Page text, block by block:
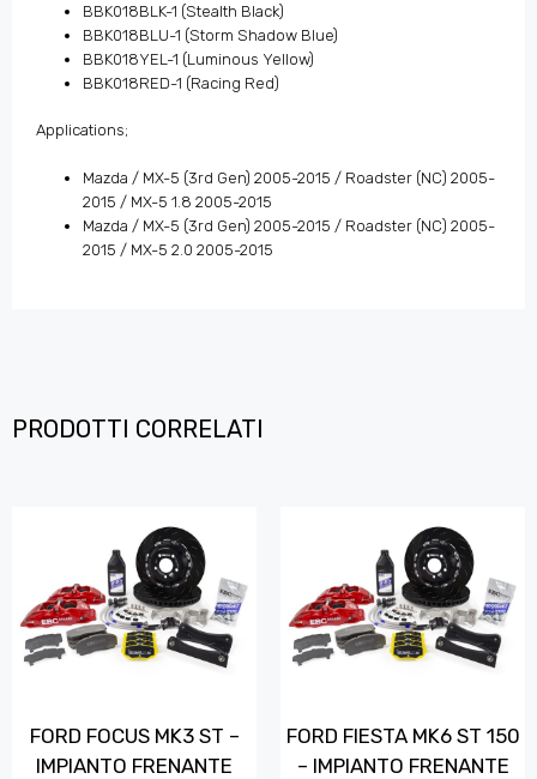
BBK018BLK-1 (Stealth Black)
BBK018BLU-1 (Storm Shadow Blue)
BBK018YEL-1 (Luminous Yellow)
BBK018RED-1 (Racing Red)
Applications;
Mazda / MX-5 (3rd Gen) 2005-2015 / Roadster (NC) 2005-
2015 / MX-5 1.8 2005-2015
Mazda / MX-5 (3rd Gen) 2005-2015 / Roadster (NC) 2005-
2015 / MX-5 2.0 2005-2015
PRODOTTI CORRELATI
FORD FOCUS MK3 ST –
IMPIANTO FRENANTE
FORD FIESTA MK6 ST 150
– IMPIANTO FRENANTE